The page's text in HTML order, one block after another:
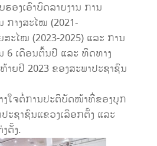
ອງເອົາບົດລາຍງານ ການ
ກາງສະໄໝ (2021-
ະໄໝ (2023-2025) ແລະ ການ
6 ເດືອນຕົ້ນປີ ແລະ ທິດທາງ
າຍປີ 2023 ຂອງສະພາປະຊາຊົນ
ງໃຈຕໍ່ການປະຕິບັດໜ້າທີ່ຂອງບຸກ
ະຊາຊົນແຂວງເລືອກຕັ້ງ ແລະ
ຕັ້ງ.